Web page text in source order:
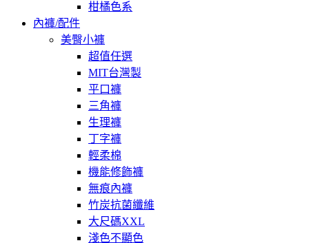
柑橘色系
內褲/配件
美臀小褲
超值任選
MIT台灣製
平口褲
三角褲
生理褲
丁字褲
輕柔棉
機能修飾褲
無痕內褲
竹炭抗菌纖維
大尺碼XXL
淺色不顯色